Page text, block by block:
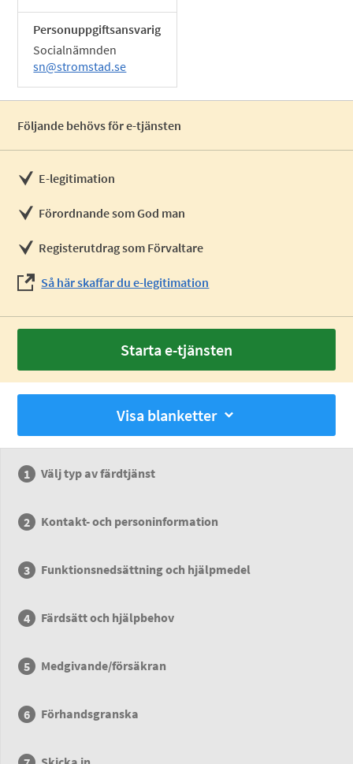
Personuppgiftsansvarig
Socialnämnden
sn@stromstad.se
Följande behövs för e-tjänsten
E-legitimation
Förordnande som God man
Registerutdrag som Förvaltare
Så här skaffar du e-legitimation
Starta e-tjänsten
Visa blanketter
Välj typ av färdtjänst
Kontakt- och personinformation
Funktionsnedsättning och hjälpmedel
Färdsätt och hjälpbehov
Medgivande/försäkran
Förhandsgranska